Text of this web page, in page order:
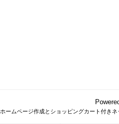
ホームページ作成とショッピングカート付き